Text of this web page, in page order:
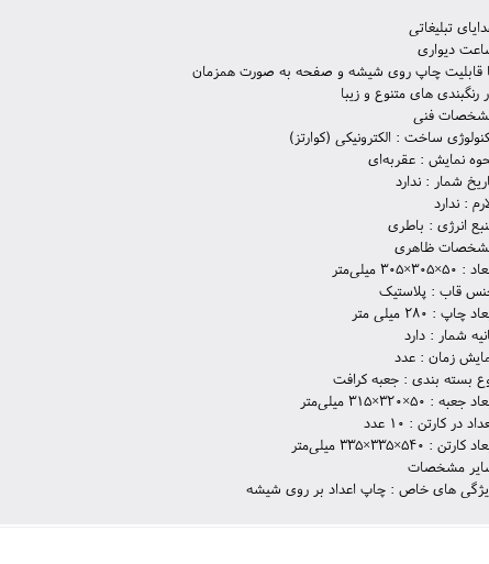
تبلیغاتی
دیواری
قابلیت چاپ روی شیشه و صفحه به صورت همزمان
رنگبندی های متنوع و زیبا
فنی
ساخت : الکترونیکی (کوارتز)
نمایش : عقربه‌ای
شمار : ندارد
: ندارد
انرژی : باطری
ظاهری
میلی‌متر
قاب : پلاستیک
چاپ : 280 میلی متر
شمار : دارد
زمان : عدد
بسته بندی : جعبه کرافت
جعبه : 50×320×315 میلی‌متر
در کارتن : 10 عدد
کارتن : 540×335×335 میلی‌متر
مشخصات
های خاص : چاپ اعداد بر روی شیشه